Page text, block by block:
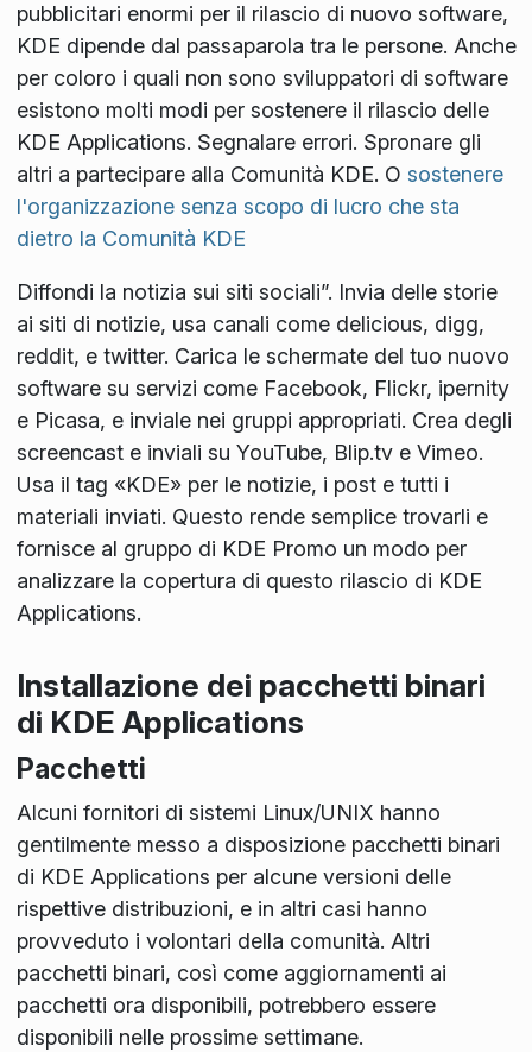
pubblicitari enormi per il rilascio di nuovo software,
KDE dipende dal passaparola tra le persone. Anche
per coloro i quali non sono sviluppatori di software
esistono molti modi per sostenere il rilascio delle
KDE Applications. Segnalare errori. Spronare gli
altri a partecipare alla Comunità KDE. O sostenere
l'organizzazione senza scopo di lucro che sta
dietro la Comunità KDE
Diffondi la notizia sui siti sociali”. Invia delle storie
ai siti di notizie, usa canali come delicious, digg,
reddit, e twitter. Carica le schermate del tuo nuovo
software su servizi come Facebook, Flickr, ipernity
e Picasa, e inviale nei gruppi appropriati. Crea degli
screencast e inviali su YouTube, Blip.tv e Vimeo.
Usa il tag «KDE» per le notizie, i post e tutti i
materiali inviati. Questo rende semplice trovarli e
fornisce al gruppo di KDE Promo un modo per
analizzare la copertura di questo rilascio di KDE
Applications.
Installazione dei pacchetti binari
di KDE Applications
Pacchetti
Alcuni fornitori di sistemi Linux/UNIX hanno
gentilmente messo a disposizione pacchetti binari
di KDE Applications per alcune versioni delle
rispettive distribuzioni, e in altri casi hanno
provveduto i volontari della comunità. Altri
pacchetti binari, così come aggiornamenti ai
pacchetti ora disponibili, potrebbero essere
disponibili nelle prossime settimane.